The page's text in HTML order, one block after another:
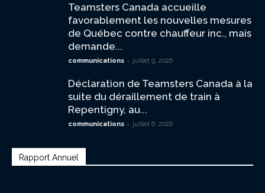
Teamsters Canada accueille
favorablement les nouvelles mesures
de Québec contre chauffeur inc., mais
demande...
communications - juillet 9, 2026
Déclaration de Teamsters Canada à la
suite du déraillement de train à
Repentigny, au...
communications - juillet 6, 2026
Rapport Annuel